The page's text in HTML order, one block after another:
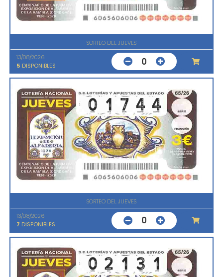
SORTEO DEL JUEVES
13/08/2026
5 DISPONIBLES 0
SORTEO DEL JUEVES
13/08/2026
7 DISPONIBLES 0